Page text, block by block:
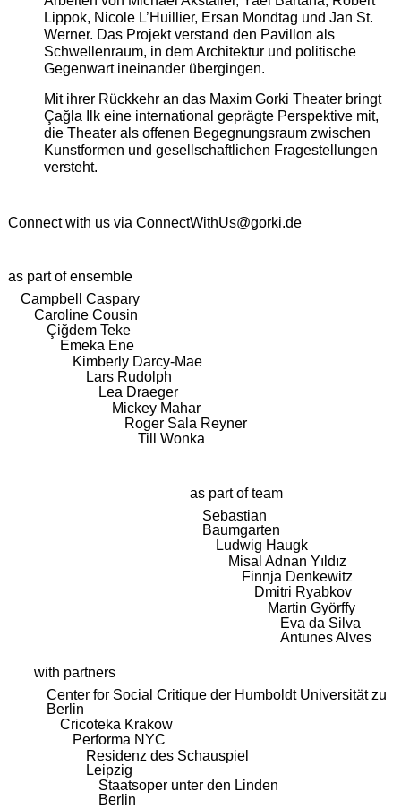
Lippok, Nicole L’Huillier, Ersan Mondtag und Jan St.
Werner. Das Projekt verstand den Pavillon als
Schwellenraum, in dem Architektur und politische
Gegenwart ineinander übergingen.
Mit ihrer Rückkehr an das Maxim Gorki Theater bringt
Çağla Ilk eine international geprägte Perspektive mit,
die Theater als offenen Begegnungsraum zwischen
Kunstformen und gesellschaftlichen Fragestellungen
versteht.
Connect with us via ConnectWithUs@gorki.de
as part of ensemble
Campbell Caspary
Caroline Cousin
Çiğdem Teke
Emeka Ene
Kimberly Darcy-Mae
Lars Rudolph
Lea Draeger
Mickey Mahar
Roger Sala Reyner
Till Wonka
as part of team
Sebastian
Baumgarten
Ludwig Haugk
Misal Adnan Yıldız
Finnja Denkewitz
Dmitri Ryabkov
Martin Györffy
Eva da Silva
Antunes Alves
with partners
Center for Social Critique der Humboldt Universität zu
Berlin
Cricoteka Krakow
Performa NYC
Residenz des Schauspiel
Leipzig
Staatsoper unter den Linden
Berlin